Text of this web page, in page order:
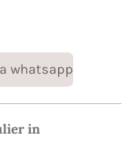
whatsapp
in